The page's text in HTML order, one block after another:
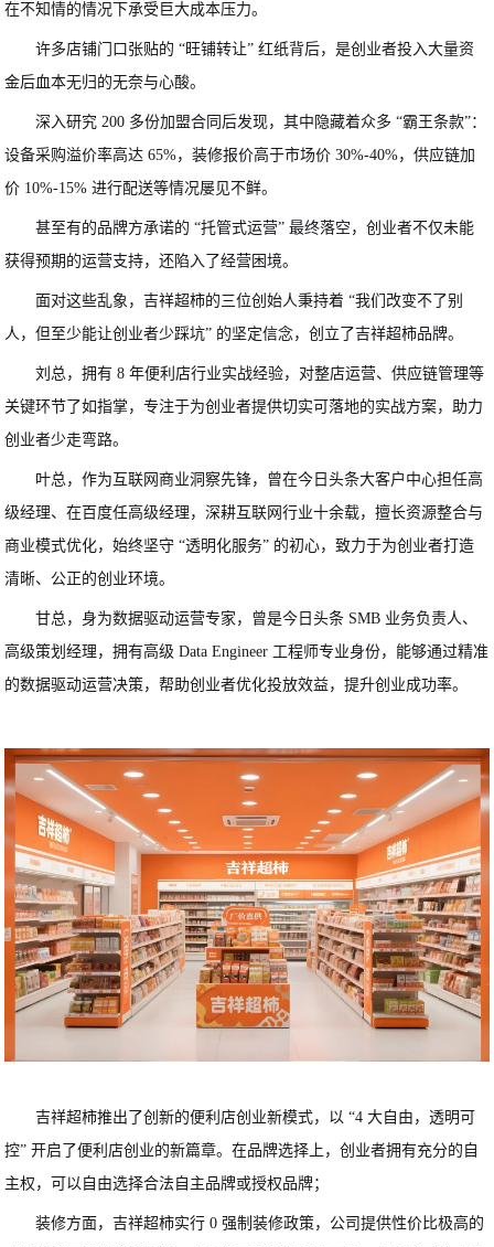
在不知情的情况下承受巨大成本压力。
许多店铺门口张贴的 “旺铺转让” 红纸背后，是创业者投入大量资
金后血本无归的无奈与心酸。
深入研究 200 多份加盟合同后发现，其中隐藏着众多 “霸王条款”：
设备采购溢价率高达 65%，装修报价高于市场价 30%-40%，供应链加
价 10%-15% 进行配送等情况屡见不鲜。
甚至有的品牌方承诺的 “托管式运营” 最终落空，创业者不仅未能
获得预期的运营支持，还陷入了经营困境。
面对这些乱象，吉祥超柿的三位创始人秉持着 “我们改变不了别
人，但至少能让创业者少踩坑” 的坚定信念，创立了吉祥超柿品牌。
刘总，拥有 8 年便利店行业实战经验，对整店运营、供应链管理等
关键环节了如指掌，专注于为创业者提供切实可落地的实战方案，助力
创业者少走弯路。
叶总，作为互联网商业洞察先锋，曾在今日头条大客户中心担任高
级经理、在百度任高级经理，深耕互联网行业十余载，擅长资源整合与
商业模式优化，始终坚守 “透明化服务” 的初心，致力于为创业者打造
清晰、公正的创业环境。
甘总，身为数据驱动运营专家，曾是今日头条 SMB 业务负责人、
高级策划经理，拥有高级 Data Engineer 工程师专业身份，能够通过精准
的数据驱动运营决策，帮助创业者优化投放效益，提升创业成功率。
吉祥超柿推出了创新的便利店创业新模式，以 “4 大自由，透明可
控” 开启了便利店创业的新篇章。在品牌选择上，创业者拥有充分的自
主权，可以自由选择合法自主品牌或授权品牌；
装修方面，吉祥超柿实行 0 强制装修政策，公司提供性价比极高的